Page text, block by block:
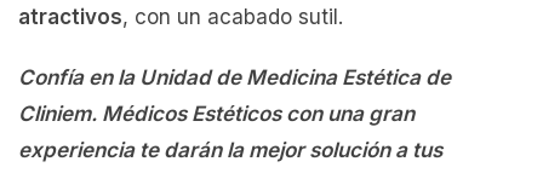
atractivos, con un acabado sutil.
Confía en la Unidad de Medicina Estética de
Cliniem. Médicos Estéticos con una gran
experiencia te darán la mejor solución a tus